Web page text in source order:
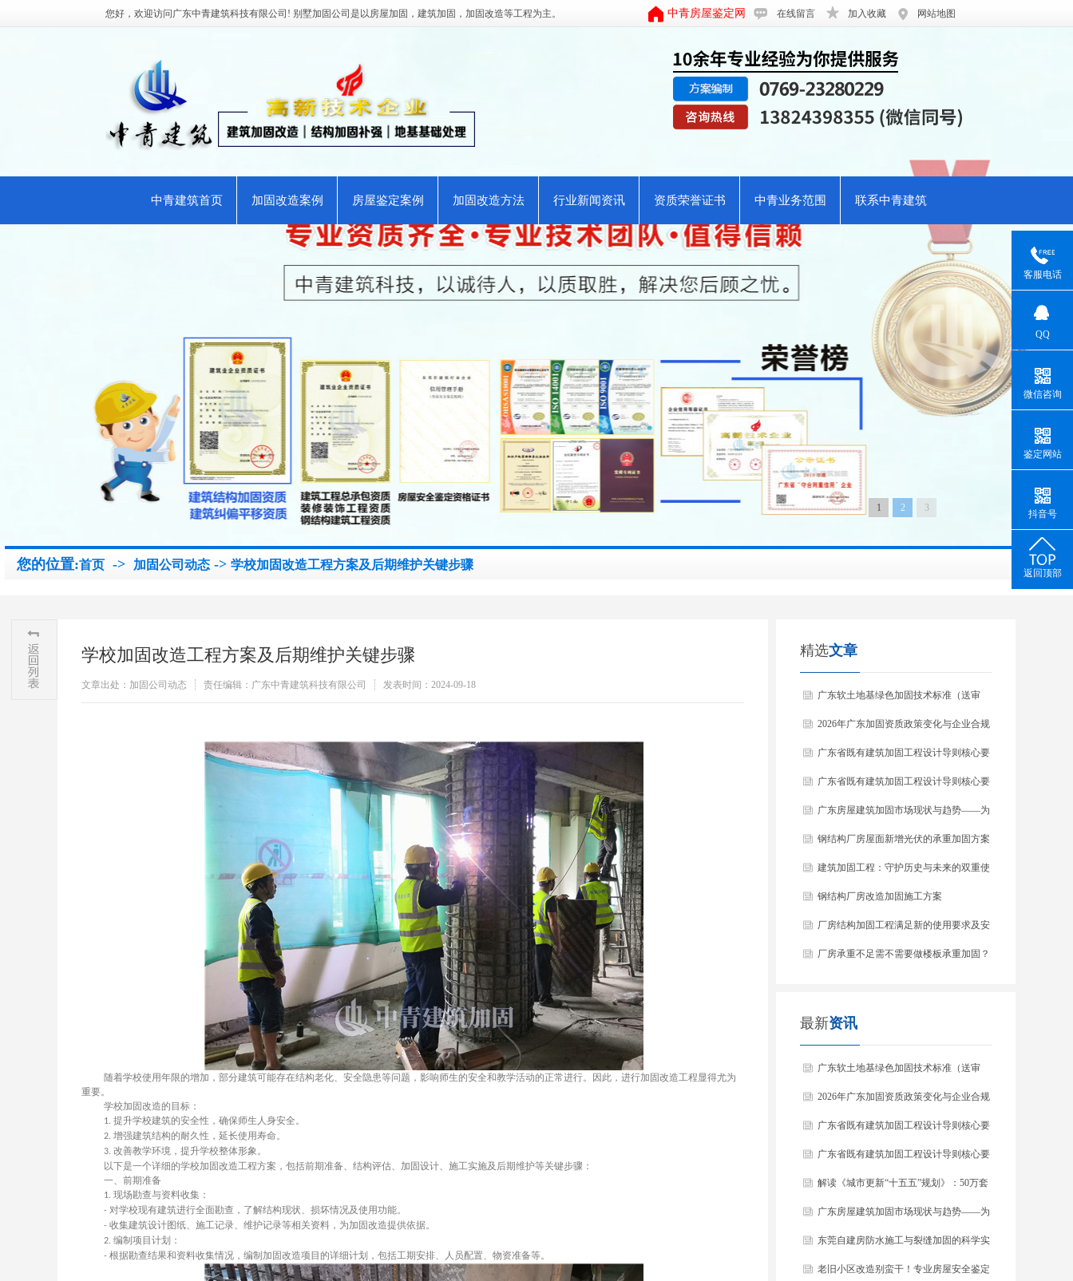
您好，欢迎访问广东中青建筑科技有限公司! 别墅加固公司是以房屋加固 ， 建筑加固 ， 加固改造等工程为主。 中青房屋鉴定网 在线留言 加入收藏 网站地图
1 2 3
中青建筑首页 加固改造案例 房屋鉴定案例 加固改造方法 行业新闻资讯 资质荣誉证书 中青业务范围 联系中青建筑
您的位置:首页-> 加固公司动态-> 学校加固改造工程方案及后期维护关键步骤
学校加固改造工程方案及后期维护关键步骤
文章出处：加固公司动态 责任编辑：广东中青建筑科技有限公司 发表时间：2024-09-18
​随着学校使用年限的增加，部分建筑可能存在结构老化、安全隐患等问题，影响师生的安全和教学活动的正常进行。因此，进行加固改造工程显得尤为
重要。
学校加固改造的目标：
1. 提升学校建筑的安全性，确保师生人身安全。
2. 增强建筑结构的耐久性，延长使用寿命。
3. 改善教学环境，提升学校整体形象。
以下是一个详细的学校加固改造工程方案，包括前期准备、结构评估、加固设计、施工实施及后期维护等关键步骤：
一、前期准备
1. 现场勘查与资料收集：
- 对学校现有建筑进行全面勘查，了解结构现状、损坏情况及使用功能。
- 收集建筑设计图纸、施工记录、维护记录等相关资料，为加固改造提供依据。
2. 编制项目计划：
- 根据勘查结果和资料收集情况，编制加固改造项目的详细计划，包括工期安排、人员配置、物资准备等。
精选文章
广东软土地基绿色加固技术标准（送审
稿）解读
2026年广东加固资质政策变化与企业合规
指南
广东省既有建筑加固工程设计导则核心要
点解读
广东省既有建筑加固工程设计导则核心要
点解读
广东房屋建筑加固市场现状与趋势——为
什么2026年是关键一年
钢结构厂房屋面新增光伏的承重加固方案
建筑加固工程：守护历史与未来的双重使
命
钢结构厂房改造加固施工方案
厂房结构加固工程满足新的使用要求及安
全性
厂房承重不足需不需要做楼板承重加固？
最新资讯
广东软土地基绿色加固技术标准（送审
稿）解读
2026年广东加固资质政策变化与企业合规
指南
广东省既有建筑加固工程设计导则核心要
点解读
广东省既有建筑加固工程设计导则核心要
点解读
解读《城市更新“十五五”规划》：50万套
危旧房改造背后的加固机遇
广东房屋建筑加固市场现状与趋势——为
什么2026年是关键一年
东莞自建房防水施工与裂缝加固的科学实
践
老旧小区改造别蛮干！专业房屋安全鉴定
客服电话
QQ
微信咨询
鉴定网站
抖音号
返回顶部